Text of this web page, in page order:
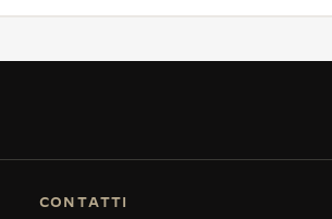
CONTATTI